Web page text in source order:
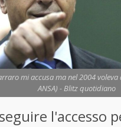
mi accusa ma nel 2004
ANSA) - Blitz quotidiano
l'accesso